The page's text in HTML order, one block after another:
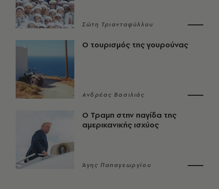
Σώτη Τριανταφύλλου
Ο τουρισμός της γουρούνας
Ανδρέας Βασιλιάς
Ο Τραμπ στην παγίδα της
αμερικανικής ισχύος
Άγης Παπαγεωργίου